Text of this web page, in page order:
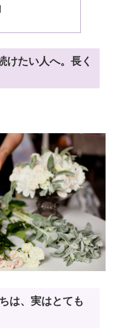
けたい人へ。長く
は、実はとても